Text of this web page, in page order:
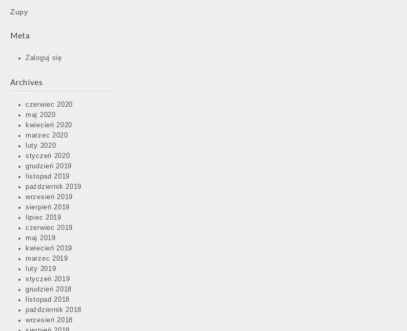
Zupy
Meta
Zaloguj się
Archives
czerwiec 2020
maj 2020
kwiecień 2020
marzec 2020
luty 2020
styczeń 2020
grudzień 2019
listopad 2019
październik 2019
wrzesień 2019
sierpień 2019
lipiec 2019
czerwiec 2019
maj 2019
kwiecień 2019
marzec 2019
luty 2019
styczeń 2019
grudzień 2018
listopad 2018
październik 2018
wrzesień 2018